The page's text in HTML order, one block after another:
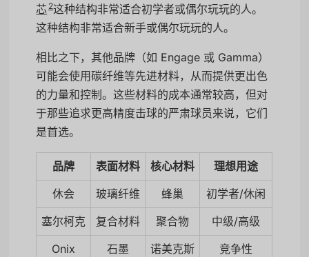
芯 2这种结构非常适合初学者或偶尔玩玩的人。
这种结构非常适合新手或偶尔玩玩的人。
相比之下，其他品牌（如 Engage 或 Gamma）
可能会使用碳纤维等先进材料，从而提供更出色
的力量和控制。这些材料的成本通常较高，但对
于那些追求更高精度击球的严肃球员来说，它们
是首选。
品牌 表面材料 核心材料
理想用途
休会
玻璃纤维 蜂巢
初学者/休闲
塞尔柯克
复合材料 聚合物
中级/高级
Onix
石墨 诺美克斯 竞争性